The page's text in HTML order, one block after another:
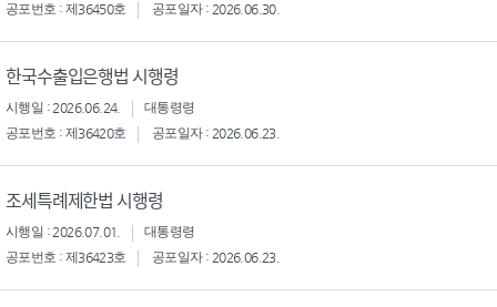
공포번호 : 제36450호
공포일자 : 2026.06.30.
한국수출입은행법 시행령
시행일 : 2026.06.24.
대통령령
공포번호 : 제36420호
공포일자 : 2026.06.23.
조세특례제한법 시행령
시행일 : 2026.07.01.
대통령령
공포번호 : 제36423호
공포일자 : 2026.06.23.